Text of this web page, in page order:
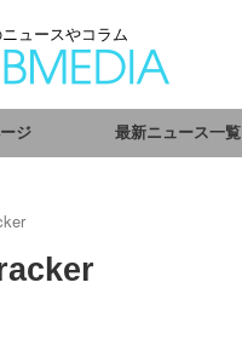
ュースやコラム
ジ 最新ニュース一覧